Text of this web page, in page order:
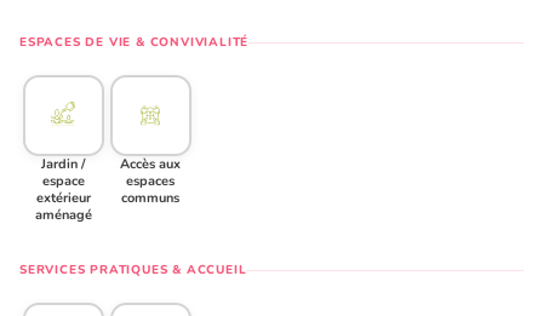
ESPACES DE VIE & CONVIVIALITÉ
Jardin /
espace
extérieur
aménagé
Accès aux
espaces
communs
SERVICES PRATIQUES & ACCUEIL